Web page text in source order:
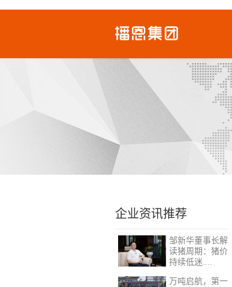
企业资讯推荐
邹新华董事长解
读猪周期：猪价
持续低迷....
万吨启航，第一